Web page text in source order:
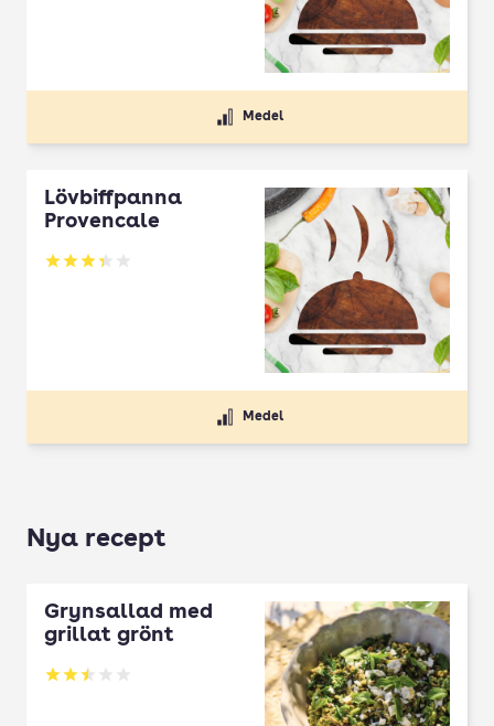
Medel
Lövbiffpanna
Provencale
Betyg: 3.33 av 5
Medel
Nya recept
Grynsallad med
grillat grönt
Betyg: 2.5 av 5